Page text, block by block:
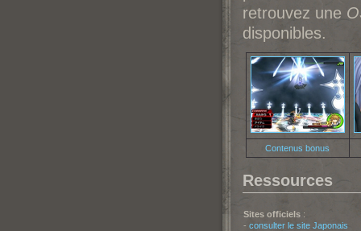
retrouvez une
disponibles.
Contenus bonus
Ressources
Sites officiels :
-consulter le site Japonais